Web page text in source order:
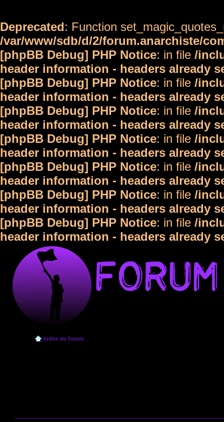
Deprecated: Function
/var/www/sdb/d/2/forum.anarchiste/
[phpBB Debug] PHP Notice: in file /
header information - headers already
[phpBB Debug] PHP Notice: in file /
header information - headers already
[phpBB Debug] PHP Notice: in file /
header information - headers already
[phpBB Debug] PHP Notice: in file /
header information - headers already
[phpBB Debug] PHP Notice: in file /
header information - headers already
[phpBB Debug] PHP Notice: in file /
header information - headers already
[phpBB Debug] PHP Notice: in file /
header information - headers already
Index du forum